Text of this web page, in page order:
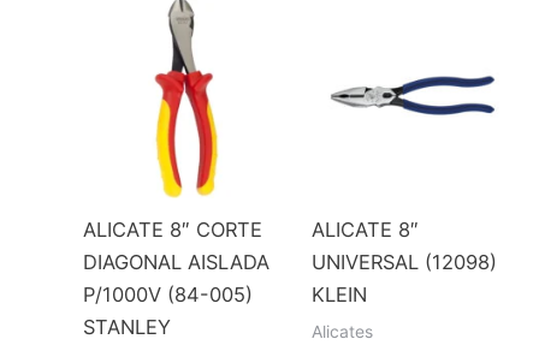
ALICATE 8″ CORTE
DIAGONAL AISLADA
P/1000V (84-005)
STANLEY
ALICATE 8″
UNIVERSAL (12098)
KLEIN
Alicates